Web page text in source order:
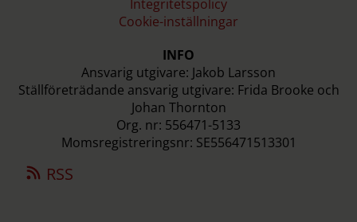
Integritetspolicy
Cookie-inställningar
INFO
Ansvarig utgivare: Jakob Larsson
Ställföreträdande ansvarig utgivare: Frida Brooke och
Johan Thornton
Org. nr: 556471-5133
Momsregistreringsnr: SE556471513301
RSS